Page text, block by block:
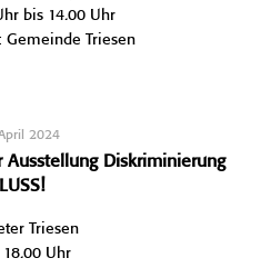
bis 14.00 Uhr
Gemeinde Triesen
2024
Ausstellung Diskriminierung
Triesen
Uhr